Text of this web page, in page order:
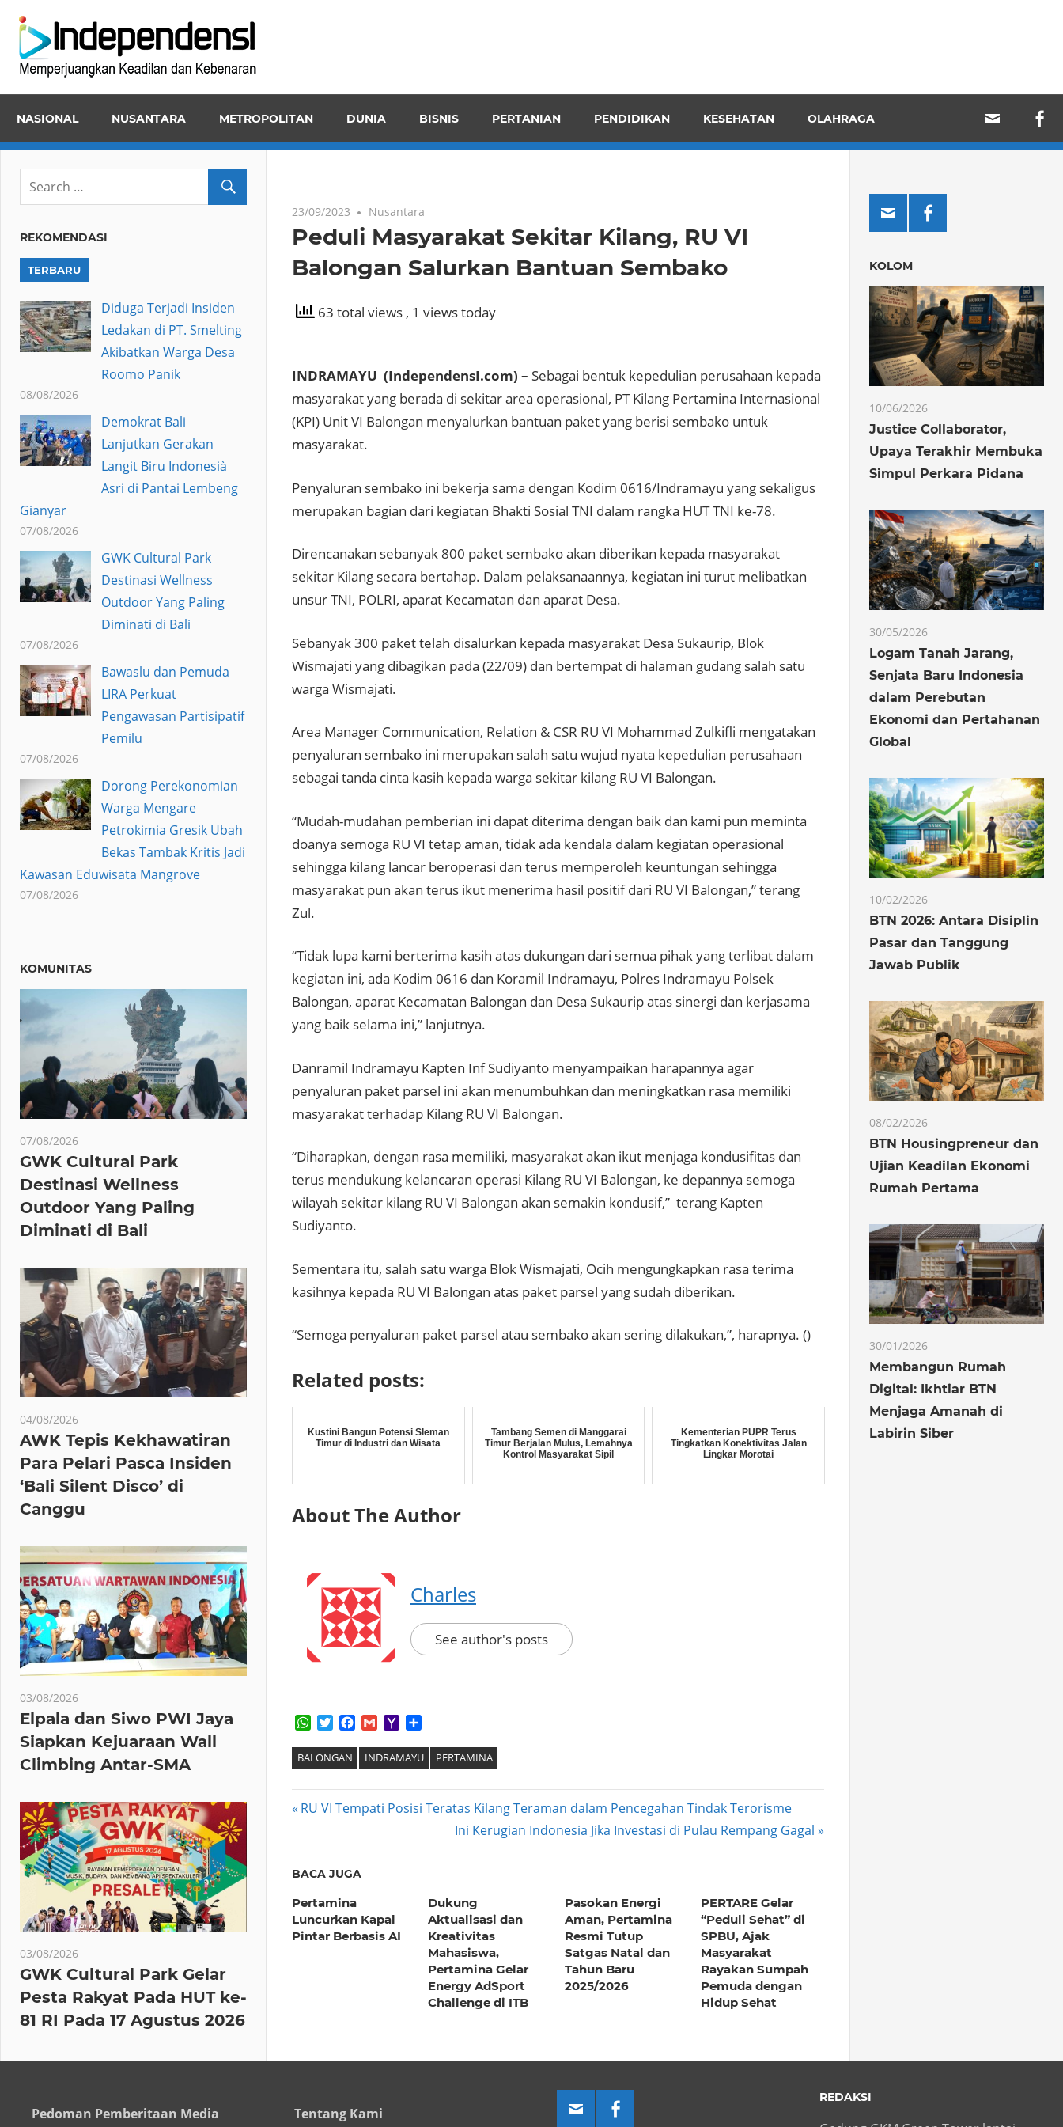
content
dan
NASIONAL NUSANTARA METROPOLITAN DUNIA BISNIS PERTANIAN PENDIDIKAN KESEHATAN OLAHRAGA
23/09/2023 Nusantara
Peduli Masyarakat Sekitar Kilang, RU VI
Balongan Salurkan Bantuan Sembako
63 total views , 1 views today
INDRAMAYU (IndependensI.com) – Sebagai bentuk kepedulian perusahaan kepada
masyarakat yang berada di sekitar area operasional, PT Kilang Pertamina Internasional
(KPI) Unit VI Balongan menyalurkan bantuan paket yang berisi sembako untuk
masyarakat.
Penyaluran sembako ini bekerja sama dengan Kodim 0616/Indramayu yang sekaligus
merupakan bagian dari kegiatan Bhakti Sosial TNI dalam rangka HUT TNI ke-78.
Direncanakan sebanyak 800 paket sembako akan diberikan kepada masyarakat
sekitar Kilang secara bertahap. Dalam pelaksanaannya, kegiatan ini turut melibatkan
unsur TNI, POLRI, aparat Kecamatan dan aparat Desa.
Sebanyak 300 paket telah disalurkan kepada masyarakat Desa Sukaurip, Blok
Wismajati yang dibagikan pada (22/09) dan bertempat di halaman gudang salah satu
warga Wismajati.
Area Manager Communication, Relation & CSR RU VI Mohammad Zulkifli mengatakan
penyaluran sembako ini merupakan salah satu wujud nyata kepedulian perusahaan
sebagai tanda cinta kasih kepada warga sekitar kilang RU VI Balongan.
“Mudah-mudahan pemberian ini dapat diterima dengan baik dan kami pun meminta
doanya semoga RU VI tetap aman, tidak ada kendala dalam kegiatan operasional
sehingga kilang lancar beroperasi dan terus memperoleh keuntungan sehingga
masyarakat pun akan terus ikut menerima hasil positif dari RU VI Balongan,” terang
Zul.
“Tidak lupa kami berterima kasih atas dukungan dari semua pihak yang terlibat dalam
kegiatan ini, ada Kodim 0616 dan Koramil Indramayu, Polres Indramayu Polsek
Balongan, aparat Kecamatan Balongan dan Desa Sukaurip atas sinergi dan kerjasama
yang baik selama ini,” lanjutnya.
Danramil Indramayu Kapten Inf Sudiyanto menyampaikan harapannya agar
penyaluran paket parsel ini akan menumbuhkan dan meningkatkan rasa memiliki
masyarakat terhadap Kilang RU VI Balongan.
“Diharapkan, dengan rasa memiliki, masyarakat akan ikut menjaga kondusifitas dan
terus mendukung kelancaran operasi Kilang RU VI Balongan, ke depannya semoga
wilayah sekitar kilang RU VI Balongan akan semakin kondusif,” terang Kapten
Sudiyanto.
Sementara itu, salah satu warga Blok Wismajati, Ocih mengungkapkan rasa terima
kasihnya kepada RU VI Balongan atas paket parsel yang sudah diberikan.
“Semoga penyaluran paket parsel atau sembako akan sering dilakukan,”, harapnya. ()
Related posts:
Kustini Bangun Potensi Sleman
Timur di Industri dan Wisata
Tambang Semen di Manggarai
Timur Berjalan Mulus, Lemahnya
Kontrol Masyarakat Sipil
Kementerian PUPR Terus
Tingkatkan Konektivitas Jalan
Lingkar Morotai
About The Author
Charles
See author's posts
WhatsApp
TwitterFacebook
GmailYahoo
BALONGAN INDRAMAYU PERTAMINA
Post
Previous
RU VI Tempati Posisi Teratas Kilang Teraman dalam Pencegahan Tindak Terorisme
Next
Ini Kerugian Indonesia Jika Investasi di Pulau Rempang Gagal
BACA JUGA
Pertamina
Luncurkan Kapal
Pintar Berbasis AI
Dukung
Aktualisasi dan
Kreativitas
Mahasiswa,
Pertamina Gelar
Energy AdSport
Challenge di ITB
Pasokan Energi
Aman, Pertamina
Resmi Tutup
Satgas Natal dan
Tahun Baru
2025/2026
PERTARE Gelar
“Peduli Sehat” di
SPBU, Ajak
Masyarakat
Rayakan Sumpah
Pemuda dengan
Hidup Sehat
REKOMENDASI
TERBARU
Diduga Terjadi Insiden
Ledakan di PT. Smelting
Akibatkan Warga Desa
Roomo Panik
08/08/2026
Demokrat Bali
Lanjutkan Gerakan
Langit Biru Indonesià
Asri di Pantai Lembeng
Gianyar
07/08/2026
GWK Cultural Park
Destinasi Wellness
Outdoor Yang Paling
Diminati di Bali
07/08/2026
Bawaslu dan Pemuda
LIRA Perkuat
Pengawasan Partisipatif
Pemilu
07/08/2026
Dorong Perekonomian
Warga Mengare
Petrokimia Gresik Ubah
Bekas Tambak Kritis Jadi
Kawasan Eduwisata Mangrove
07/08/2026
KOMUNITAS
07/08/2026
GWK Cultural Park
Destinasi Wellness
Outdoor Yang Paling
Diminati di Bali
04/08/2026
AWK Tepis Kekhawatiran
Para Pelari Pasca Insiden
‘Bali Silent Disco’ di
Canggu
03/08/2026
Elpala dan Siwo PWI Jaya
Siapkan Kejuaraan Wall
Climbing Antar-SMA
03/08/2026
GWK Cultural Park Gelar
Pesta Rakyat Pada HUT ke-
81 RI Pada 17 Agustus 2026
KOLOM
10/06/2026
Justice Collaborator,
Upaya Terakhir Membuka
Simpul Perkara Pidana
30/05/2026
Logam Tanah Jarang,
Senjata Baru Indonesia
dalam Perebutan
Ekonomi dan Pertahanan
Global
10/02/2026
BTN 2026: Antara Disiplin
Pasar dan Tanggung
Jawab Publik
08/02/2026
BTN Housingpreneur dan
Ujian Keadilan Ekonomi
Rumah Pertama
30/01/2026
Membangun Rumah
Digital: Ikhtiar BTN
Menjaga Amanah di
Labirin Siber
Pedoman Pemberitaan Media Tentang Kami
REDAKSI